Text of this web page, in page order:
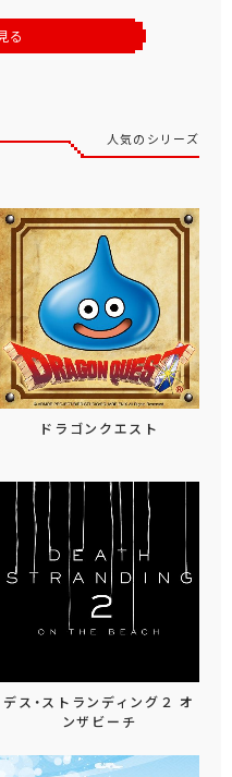
る
人気のシリーズ
ドラゴンクエスト
デス・ストランディング２ オ
ンザビーチ